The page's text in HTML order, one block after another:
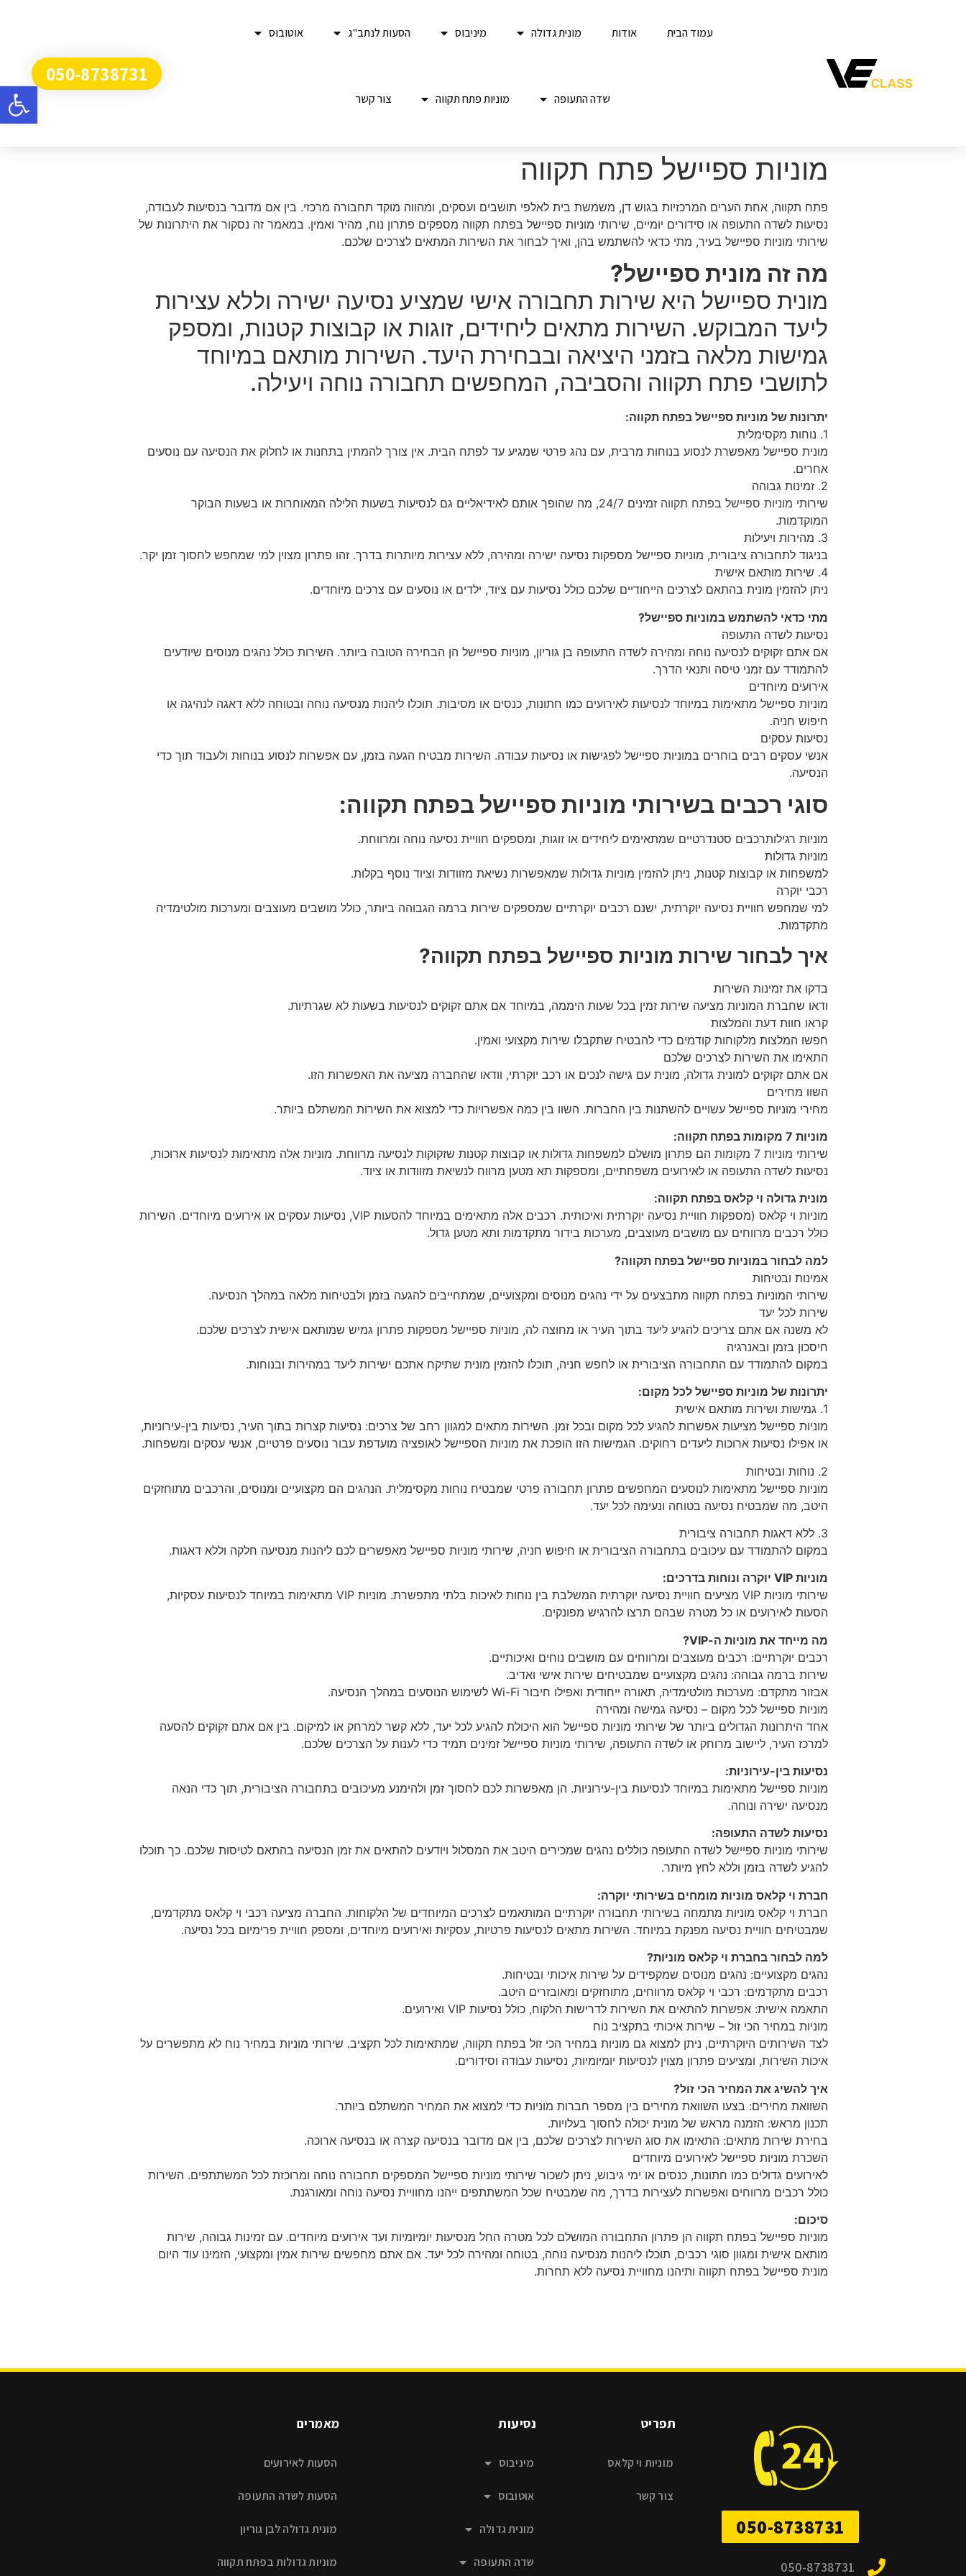
עמוד הבית אודות מונית גדולה מיניבוס הסעות לנתב"ג אוטובוס
שדה התעופה מוניות פתח תקווה צור קשר
050-8738731
מוניות ספיישל פתח תקווה
פתח תקווה, אחת הערים המרכזיות בגוש דן, משמשת בית לאלפי תושבים ועסקים, ומהווה מוקד תחבורה מרכזי. בין אם מדובר בנסיעות לעבודה,
נסיעות לשדה התעופה או סידורים יומיים, שירותי מוניות ספיישל בפתח תקווה מספקים פתרון נוח, מהיר ואמין. במאמר זה נסקור את היתרונות של
שירותי מוניות ספיישל בעיר, מתי כדאי להשתמש בהן, ואיך לבחור את השירות המתאים לצרכים שלכם.
מה זה מונית ספיישל?
מונית ספיישל היא שירות תחבורה אישי שמציע נסיעה ישירה וללא עצירות
ליעד המבוקש. השירות מתאים ליחידים, זוגות או קבוצות קטנות, ומספק
גמישות מלאה בזמני היציאה ובבחירת היעד. השירות מותאם במיוחד
לתושבי פתח תקווה והסביבה, המחפשים תחבורה נוחה ויעילה.
יתרונות של מוניות ספיישל בפתח תקווה:
1. נוחות מקסימלית
מונית ספיישל מאפשרת לנסוע בנוחות מרבית, עם נהג פרטי שמגיע עד לפתח הבית. אין צורך להמתין בתחנות או לחלוק את הנסיעה עם נוסעים
אחרים.
2. זמינות גבוהה
שירותי מוניות ספיישל בפתח תקווה
זמינים 24/7, מה שהופך אותם לאידיאליים גם לנסיעות בשעות הלילה המאוחרות או בשעות הבוקר
המוקדמות.
3. מהירות ויעילות
בניגוד לתחבורה ציבורית, מוניות ספיישל מספקות נסיעה ישירה ומהירה, ללא עצירות מיותרות בדרך. זהו פתרון מצוין למי שמחפש לחסוך זמן יקר.
4. שירות מותאם אישית
ניתן להזמין מונית בהתאם לצרכים הייחודיים שלכם כולל נסיעות עם ציוד, ילדים או נוסעים עם צרכים מיוחדים.
מתי כדאי להשתמש במוניות ספיישל?
נסיעות לשדה התעופה
אם אתם זקוקים לנסיעה נוחה ומהירה לשדה התעופה בן גוריון, מוניות ספיישל הן הבחירה הטובה ביותר. השירות כולל נהגים מנוסים שיודעים
להתמודד עם זמני טיסה ותנאי הדרך.
אירועים מיוחדים
מוניות ספיישל מתאימות במיוחד לנסיעות לאירועים כמו חתונות, כנסים או מסיבות. תוכלו ליהנות מנסיעה נוחה ובטוחה ללא דאגה לנהיגה או
חיפוש חניה.
נסיעות עסקים
אנשי עסקים רבים בוחרים במוניות ספיישל לפגישות או נסיעות עבודה. השירות מבטיח הגעה בזמן, עם אפשרות לנסוע בנוחות ולעבוד תוך כדי
הנסיעה.
סוגי רכבים בשירותי מוניות ספיישל בפתח תקווה:
מוניות רגילותרכבים סטנדרטיים שמתאימים ליחידים או זוגות, ומספקים חוויית נסיעה נוחה ומרווחת.
מוניות גדולות
למשפחות או קבוצות קטנות, ניתן להזמין מוניות גדולות שמאפשרות נשיאת מזוודות וציוד נוסף בקלות.
רכבי יוקרה
למי שמחפש חוויית נסיעה יוקרתית, ישנם רכבים יוקרתיים שמספקים שירות ברמה הגבוהה ביותר, כולל מושבים מעוצבים ומערכות מולטימדיה
מתקדמות.
איך לבחור שירות מוניות ספיישל בפתח תקווה?
בדקו את זמינות השירות
ודאו שחברת המוניות מציעה שירות זמין בכל שעות היממה, במיוחד אם אתם זקוקים לנסיעות בשעות לא שגרתיות.
קראו חוות דעת והמלצות
חפשו המלצות מלקוחות קודמים כדי להבטיח שתקבלו שירות מקצועי ואמין.
התאימו את השירות לצרכים שלכם
אם אתם זקוקים למונית גדולה, מונית עם גישה לנכים או רכב יוקרתי, וודאו שהחברה מציעה את האפשרות הזו.
השוו מחירים
מחירי מוניות ספיישל עשויים להשתנות בין החברות. השוו בין כמה אפשרויות כדי למצוא את השירות המשתלם ביותר.
מוניות 7 מקומות בפתח תקווה:
שירותי מוניות 7 מקומות
הם פתרון מושלם למשפחות גדולות או קבוצות קטנות שזקוקות לנסיעה מרווחת. מוניות אלה מתאימות לנסיעות ארוכות,
נסיעות לשדה התעופה או לאירועים משפחתיים, ומספקות תא מטען מרווח לנשיאת מזוודות או ציוד.
מונית גדולה וי קלאס בפתח תקווה:
מוניות וי קלאס (מספקות חוויית נסיעה יוקרתית ואיכותית. רכבים אלה מתאימים במיוחד להסעות VIP, נסיעות עסקים או אירועים מיוחדים. השירות
כולל רכבים מרווחים עם מושבים מעוצבים, מערכות בידור מתקדמות ותא מטען גדול.
למה לבחור במוניות ספיישל בפתח תקווה?
אמינות ובטיחות
שירותי המוניות בפתח תקווה מתבצעים על ידי נהגים מנוסים ומקצועיים, שמתחייבים להגעה בזמן ולבטיחות מלאה במהלך הנסיעה.
שירות לכל יעד
לא משנה אם אתם צריכים להגיע ליעד בתוך העיר או מחוצה לה, מוניות ספיישל מספקות פתרון גמיש שמותאם אישית לצרכים שלכם.
חיסכון בזמן ובאנרגיה
במקום להתמודד עם התחבורה הציבורית או לחפש חניה, תוכלו להזמין מונית שתיקח אתכם ישירות ליעד במהירות ובנוחות.
יתרונות של מוניות ספיישל לכל מקום:
1. גמישות ושירות מותאם אישית
מוניות ספיישל מציעות אפשרות להגיע לכל מקום ובכל זמן. השירות מתאים למגוון רחב של צרכים: נסיעות קצרות בתוך העיר, נסיעות בין-עירוניות,
או אפילו נסיעות ארוכות ליעדים רחוקים. הגמישות הזו הופכת את מוניות הספיישל לאופציה מועדפת עבור נוסעים פרטיים, אנשי עסקים ומשפחות.
2. נוחות ובטיחות
מוניות ספיישל מתאימות לנוסעים המחפשים פתרון תחבורה פרטי שמבטיח נוחות מקסימלית. הנהגים הם מקצועיים ומנוסים, והרכבים מתוחזקים
היטב, מה שמבטיח נסיעה בטוחה ונעימה לכל יעד.
3. ללא דאגות תחבורה ציבורית
במקום להתמודד עם עיכובים בתחבורה הציבורית או חיפוש חניה, שירותי מוניות ספיישל מאפשרים לכם ליהנות מנסיעה חלקה וללא דאגות.
מוניות VIP יוקרה ונוחות בדרכים:
שירותי מוניות VIP מציעים חוויית נסיעה יוקרתית המשלבת בין נוחות לאיכות בלתי מתפשרת. מוניות VIP מתאימות במיוחד לנסיעות עסקיות,
הסעות לאירועים או כל מטרה שבהם תרצו להרגיש מפונקים.
מה מייחד את מוניות ה-VIP?
רכבים יוקרתיים: רכבים מעוצבים ומרווחים עם מושבים נוחים ואיכותיים.
שירות ברמה גבוהה: נהגים מקצועיים שמבטיחים שירות אישי ואדיב.
אבזור מתקדם: מערכות מולטימדיה, תאורה ייחודית ואפילו חיבור Wi-Fi לשימוש הנוסעים במהלך הנסיעה.
מוניות ספיישל לכל מקום – נסיעה גמישה ומהירה
אחד היתרונות הגדולים ביותר של שירותי מוניות ספיישל הוא היכולת להגיע לכל יעד, ללא קשר למרחק או למיקום. בין אם אתם זקוקים להסעה
למרכז העיר, ליישוב מרוחק או לשדה התעופה, שירותי מוניות ספיישל זמינים תמיד כדי לענות על הצרכים שלכם.
נסיעות בין-עירוניות:
מוניות ספיישל מתאימות במיוחד לנסיעות בין-עירוניות. הן מאפשרות לכם לחסוך זמן ולהימנע מעיכובים בתחבורה הציבורית, תוך כדי הנאה
מנסיעה ישירה ונוחה.
נסיעות לשדה התעופה:
שירותי מוניות ספיישל לשדה התעופה כוללים נהגים שמכירים היטב את המסלול ויודעים להתאים את זמן הנסיעה בהתאם לטיסות שלכם. כך תוכלו
להגיע לשדה בזמן וללא לחץ מיותר.
חברת וי קלאס מוניות מומחים בשירותי יוקרה:
חברת וי קלאס מוניות מתמחה בשירותי תחבורה יוקרתיים המותאמים לצרכים המיוחדים של הלקוחות. החברה מציעה רכבי וי קלאס מתקדמים,
שמבטיחים חוויית נסיעה מפנקת במיוחד. השירות מתאים לנסיעות פרטיות, עסקיות ואירועים מיוחדים, ומספק חוויית פרימיום בכל נסיעה.
למה לבחור בחברת וי קלאס מוניות?
נהגים מקצועיים: נהגים מנוסים שמקפידים על שירות איכותי ובטיחות.
רכבים מתקדמים: רכבי וי קלאס מרווחים, מתוחזקים ומאובזרים היטב.
התאמה אישית: אפשרות להתאים את השירות לדרישות הלקוח, כולל נסיעות VIP ואירועים.
מוניות במחיר הכי זול – שירות איכותי בתקציב נוח
לצד השירותים היוקרתיים, ניתן למצוא גם מוניות במחיר הכי זול בפתח תקווה, שמתאימות לכל תקציב. שירותי מוניות במחיר נוח לא מתפשרים על
איכות השירות, ומציעים פתרון מצוין לנסיעות יומיומיות, נסיעות עבודה וסידורים.
איך להשיג את המחיר הכי זול?
השוואת מחירים: בצעו השוואת מחירים בין מספר חברות מוניות כדי למצוא את המחיר המשתלם ביותר.
תכנון מראש: הזמנה מראש של מונית יכולה לחסוך בעלויות.
בחירת שירות מתאים: התאימו את סוג השירות לצרכים שלכם, בין אם מדובר בנסיעה קצרה או בנסיעה ארוכה.
השכרת מוניות ספיישל לאירועים מיוחדים
לאירועים גדולים כמו חתונות, כנסים או ימי גיבוש, ניתן לשכור שירותי מוניות ספיישל המספקים תחבורה נוחה ומרוכזת לכל המשתתפים. השירות
כולל רכבים מרווחים ואפשרות לעצירות בדרך, מה שמבטיח שכל המשתתפים ייהנו מחוויית נסיעה נוחה ומאורגנת.
סיכום:
מוניות ספיישל בפתח תקווה הן פתרון התחבורה המושלם לכל מטרה החל מנסיעות יומיומיות ועד אירועים מיוחדים. עם זמינות גבוהה, שירות
מותאם אישית ומגוון סוגי רכבים, תוכלו ליהנות מנסיעה נוחה, בטוחה ומהירה לכל יעד. אם אתם מחפשים שירות אמין ומקצועי, הזמינו עוד היום
מונית ספיישל בפתח תקווה ותיהנו מחוויית נסיעה ללא תחרות.
050-8738731
050-8738731
תפריט
מוניות וי קלאס
צור קשר
נסיעות
מיניבוס
אוטובוס
מונית גדולה
שדה התעופה
מאמרים
הסעות לאירועים
הסעות לשדה התעופה
מונית גדולה לבן גוריון
מוניות גדולות בפתח תקווה